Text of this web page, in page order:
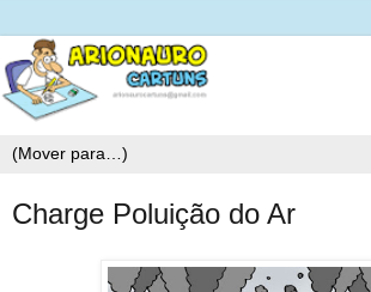
Charge Poluição do Ar